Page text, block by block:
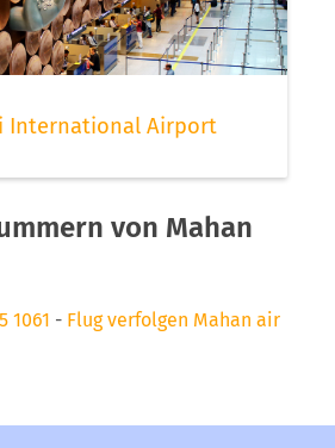
International Airport
von Mahan
1061 - Flug verfolgen Mahan air